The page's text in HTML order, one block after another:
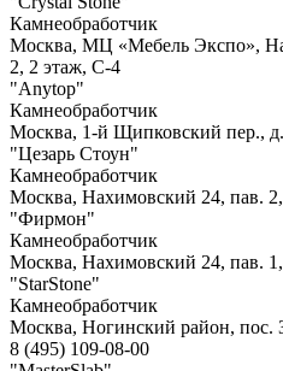
Камнеобработчик
Москва, МЦ «Мебель Экспо»,
2, 2 этаж, С-4
"Anytop"
Камнеобработчик
Москва, 1-й Щипковский пер.,
"Цезарь Стоун"
Камнеобработчик
Москва, Нахимовский 24, пав.
"Фирмон"
Камнеобработчик
Москва, Нахимовский 24, пав.
"StarStone"
Камнеобработчик
Москва, Ногинский район, пос.
8 (495) 109-08-00